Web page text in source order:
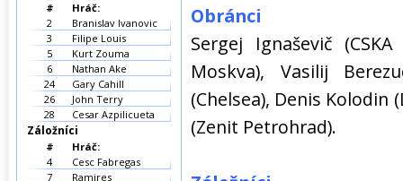
Obránci
Sergej Ignaševič
Moskva), Vasilij
(Chelsea), Denis Kolodin
(Zenit Petrohrad).
#
Hráč:
2
Branislav Ivanovic
3
Filipe Louis
5
Kurt Zouma
6
Nathan Ake
24
Gary Cahill
26
John Terry
28
Cesar Azpilicueta
Záložníci
#
Hráč:
4
Cesc Fabregas
7
Ramires